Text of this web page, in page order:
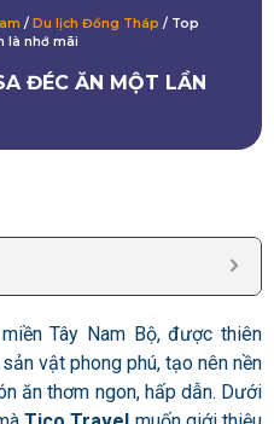
/ Du lịch Đồng Tháp / Top
là nhớ mãi
ĐÉC ĂN MỘT LẦN
Tây Nam Bộ, được thiên
vật phong phú, tạo nên nền
ăn thơm ngon, hấp dẫn. Dưới